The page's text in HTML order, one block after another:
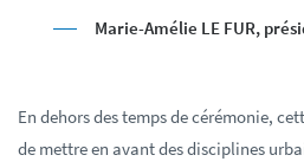
Marie-Amélie LE FUR,
En dehors des temps de cérémonie,
de mettre en avant des disciplines